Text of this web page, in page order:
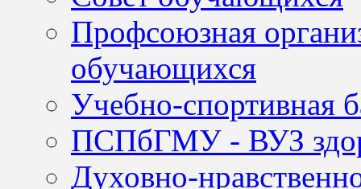
Профсоюзная
обучающихся
Учебно-спортивная
ПСПбГМУ - ВУЗ
Духовно-